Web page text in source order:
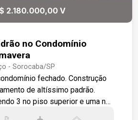
2.180.000,00 V
no Condomínio
- Sorocaba/SP
fechado. Construção
de altíssimo padrão.
3 no piso superior e uma no